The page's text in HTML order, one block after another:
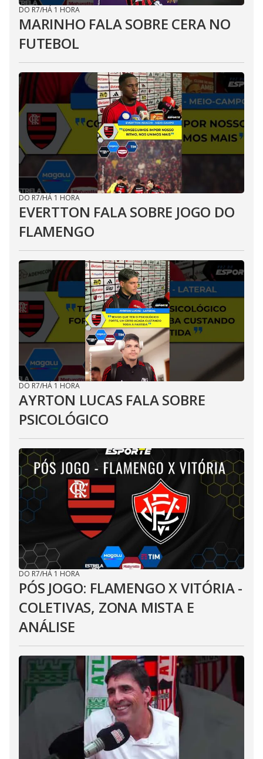
DO R7/HÁ 1 HORA
MARINHO FALA SOBRE CERA NO
FUTEBOL
DO R7/HÁ 1 HORA
EVERTTON FALA SOBRE JOGO DO
FLAMENGO
DO R7/HÁ 1 HORA
AYRTON LUCAS FALA SOBRE
PSICOLÓGICO
DO R7/HÁ 1 HORA
PÓS JOGO: FLAMENGO X VITÓRIA -
COLETIVAS, ZONA MISTA E
ANÁLISE